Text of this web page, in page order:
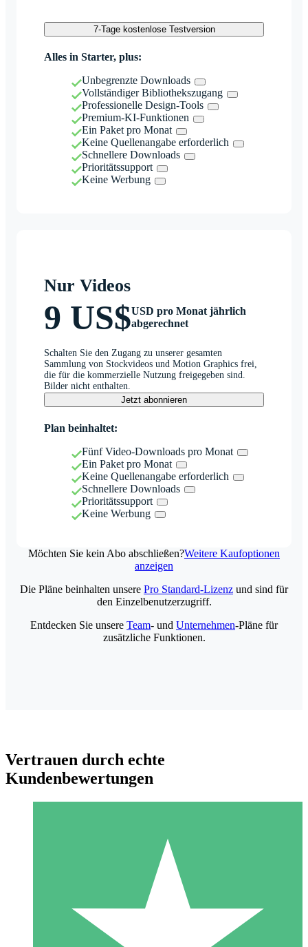
7-Tage kostenlose Testversion
Alles in Starter, plus:
Unbegrenzte Downloads
Vollständiger Bibliothekszugang
Professionelle Design-Tools
Premium-KI-Funktionen
Ein Paket pro Monat
Keine Quellenangabe erforderlich
Schnellere Downloads
Prioritätssupport
Keine Werbung
Nur Videos
9 US$USD pro Monat jährlich
abgerechnet
Schalten Sie den Zugang zu unserer gesamten
Sammlung von Stockvideos und Motion Graphics frei,
die für die kommerzielle Nutzung freigegeben sind.
Bilder nicht enthalten.
Jetzt abonnieren
Plan beinhaltet:
Fünf Video-Downloads pro Monat
Ein Paket pro Monat
Keine Quellenangabe erforderlich
Schnellere Downloads
Prioritätssupport
Keine Werbung
Möchten Sie kein Abo abschließen?Weitere Kaufoptionen
anzeigen
Individuelle Credit-Pakete
Zahlen Sie nach Bedarf mit Download-Credits. Keine
monatliche Verpflichtung erforderlich.
Die Pläne beinhalten unsere Pro Standard-Lizenz und sind für
den Einzelbenutzerzugriff.
Entdecken Sie unsere Team- und Unternehmen-Pläne für
zusätzliche Funktionen.
Vertrauen durch echte
Kundenbewertungen